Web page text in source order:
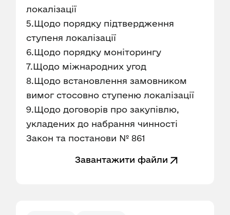
локалізації
5.Щодо порядку підтвердження
ступеня локалізації
6.Щодо порядку моніторингу
7.Щодо міжнародних угод
8.Щодо встановлення замовником
вимог стосовно ступеню локалізації
9.Щодо договорів про закупівлю,
укладених до набрання чинності
Закон та постанови № 861
Завантажити файли